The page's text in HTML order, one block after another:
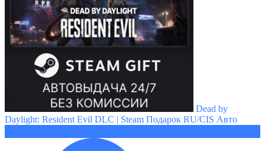
Dead by
Daylight: Resident Evil DLC | Steam Подарок RU/CIS Авто